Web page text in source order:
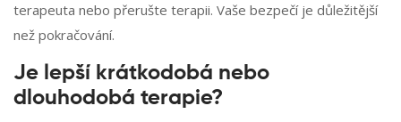
terapeuta nebo přerušte terapii. Vaše bezpečí je důležitější
než pokračování.
Je lepší krátkodobá nebo
dlouhodobá terapie?